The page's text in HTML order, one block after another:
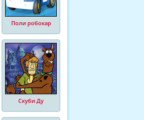
Поли робокар
Скуби Ду